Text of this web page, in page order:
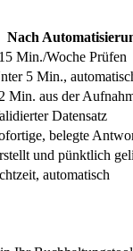
Nach
Min./Woche Prüfen
5 Min.,
Min. aus der
Datensatz
belegte
und pünktlich
automatisch